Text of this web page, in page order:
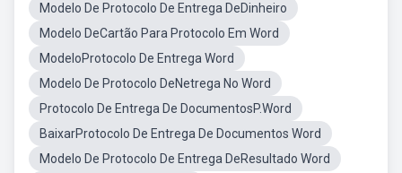
Modelo De Protocolo De Entrega DeDinheiro
Modelo DeCartão Para Protocolo Em Word
ModeloProtocolo De Entrega Word
Modelo De Protocolo DeNetrega No Word
Protocolo De Entrega De DocumentosP.Word
BaixarProtocolo De Entrega De Documentos Word
Modelo De Protocolo De Entrega DeResultado Word